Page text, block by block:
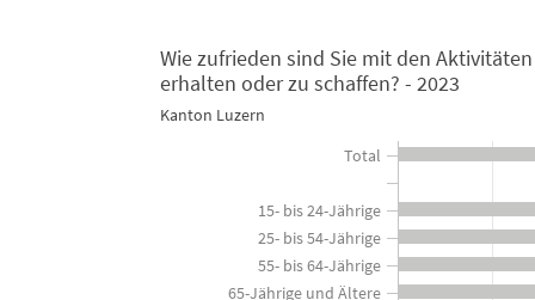
Wie zufrieden sind Sie mit den
Bar chart with 2 data series.
View as data table, Wie zufrieden sind Sie mit den Aktivitäten des
The chart has 1 X axis displaying categories.
The chart has 1 Y axis displaying in Prozent der Bevölkerung.
Wie zufrieden sind Sie mit den
erhalten oder zu schaffen? - 2023
Kanton Luzern
65-Jährige und Ältere
55- bis 64-Jährige
25- bis 54-Jährige
15- bis 24-Jährige
Total